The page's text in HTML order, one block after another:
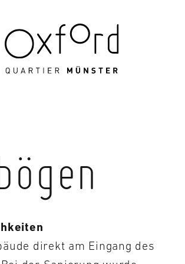
direkt am Eingang des